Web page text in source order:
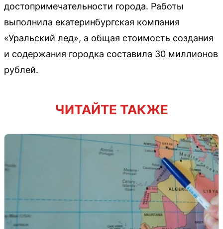
достопримечательности города. Работы
выполнила екатеринбургская компания
«Уральский лед», а общая стоимость создания
и содержания городка составила 30 миллионов
рублей.
ЧИТАЙТЕ ТАКЖЕ